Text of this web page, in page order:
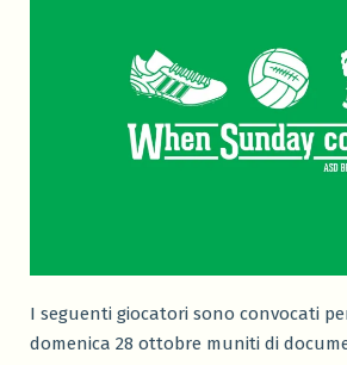
I seguenti giocatori sono convocati
domenica 28 ottobre muniti di